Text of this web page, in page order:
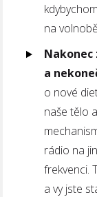
na
a
o nové
naše tělo
rádio na
frekvenci.
a vy jste